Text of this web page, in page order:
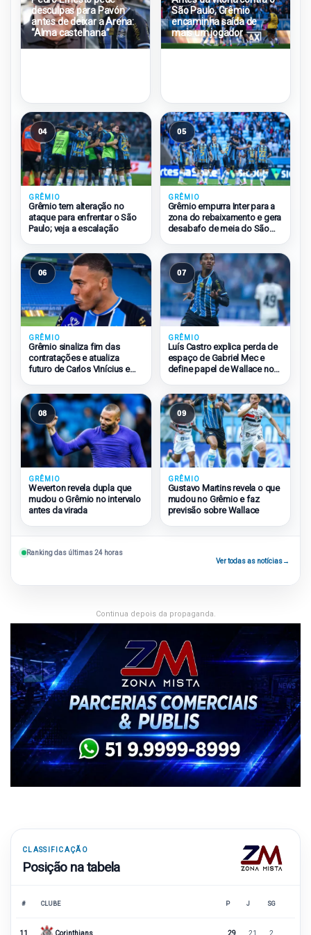
desculpas para Pavón
antes de deixar a Arena:
“Alma castelhana”
São Paulo, Grêmio
encaminha saída de
mais um jogador
04
GRÊMIO
Grêmio tem alteração no
ataque para enfrentar o São
Paulo; veja a escalação
05
GRÊMIO
Grêmio empurra Inter para a
zona do rebaixamento e gera
desabafo de meia do São
06
GRÊMIO
Grêmio sinaliza fim das
contratações e atualiza
futuro de Carlos Vinícius e
07
GRÊMIO
Luís Castro explica perda de
espaço de Gabriel Mec e
define papel de Wallace no
08
GRÊMIO
Weverton revela dupla que
mudou o Grêmio no intervalo
antes da virada
09
GRÊMIO
Gustavo Martins revela o que
mudou no Grêmio e faz
previsão sobre Wallace
Ranking das últimas 24 horas
Ver todas as notícias→
Continua depois da propaganda.
CLASSIFICAÇÃO
Posição na tabela
# CLUBE P J SG
11 Corinthians 29 21 2